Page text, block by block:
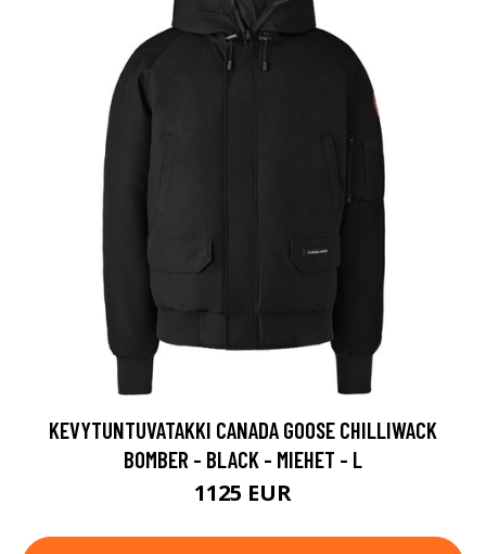
KEVYTUNTUVATAKKI CANADA GOOSE CHILLIWACK
BOMBER - BLACK - MIEHET - L
1125 EUR